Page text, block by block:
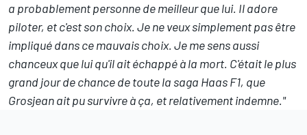
a probablement personne de meilleur que lui. Il adore
piloter, et c'est son choix. Je ne veux simplement pas être
impliqué dans ce mauvais choix. Je me sens aussi
chanceux que lui qu'il ait échappé à la mort. C'était le plus
grand jour de chance de toute la saga Haas F1, que
Grosjean ait pu survivre à ça, et relativement indemne."